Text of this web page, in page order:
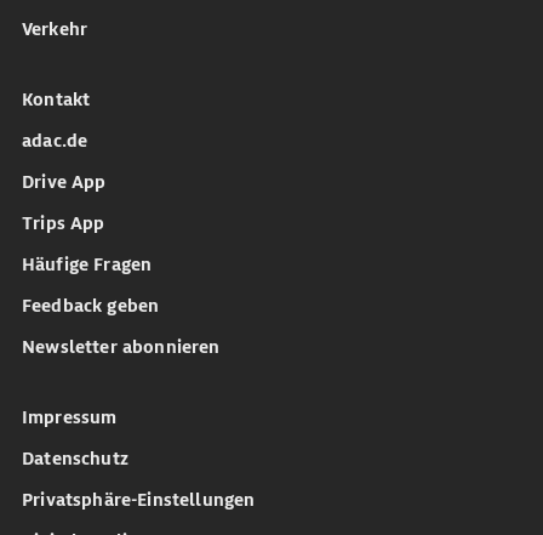
Verkehr
Kontakt
adac.de
Drive App
Trips App
Häufige Fragen
Feedback geben
Newsletter abonnieren
Impressum
Datenschutz
Privatsphäre-Einstellungen